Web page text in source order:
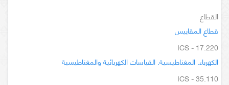
القطاع
قطاع المقاييس
ICS - 17.220
الكهرباء. المغناطيسية. القياسات الكهربائية والمغناطيسية
ICS - 35.110